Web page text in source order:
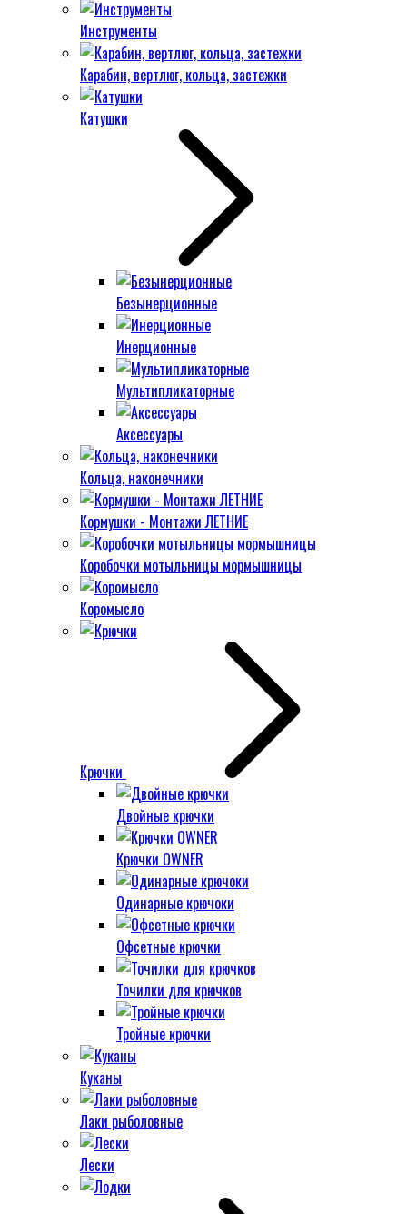
Инструменты
Карабин, вертлюг, кольца, застежки
Катушки
Безынерционные
Инерционные
Мультипликаторные
Аксессуары
Кольца, наконечники
Кормушки - Монтажи ЛЕТНИЕ
Коробочки мотыльницы мормышницы
Коромысло
Крючки
Двойные крючки
Крючки OWNER
Одинарные крючоки
Офсетные крючки
Точилки для крючков
Тройные крючки
Куканы
Лаки рыболовные
Лески